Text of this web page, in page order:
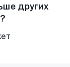
других